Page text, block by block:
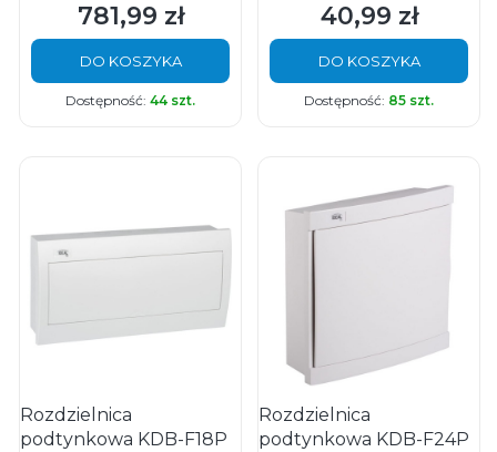
Cena
781,99 zł
DO KOSZYKA
Dostępność: 44 szt.
Cena
40,99 zł
DO KOSZYKA
Dostępność: 85 szt.
Rozdzielnica
podtynkowa KDB-F18P
Rozdzielnica
podtynkowa KDB-F24P